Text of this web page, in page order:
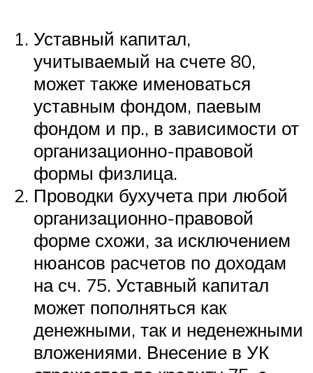
Уставный капитал,
учитываемый на счете 80,
может также именоваться
уставным фондом, паевым
фондом и пр., в зависимости от
организационно-правовой
формы физлица.
Проводки бухучета при любой
организационно-правовой
форме схожи, за исключением
нюансов расчетов по доходам
на сч. 75. Уставный капитал
может пополняться как
денежными, так и неденежными
вложениями. Внесение в УК